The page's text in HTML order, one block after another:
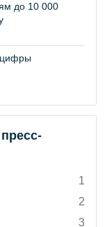
до 10 000
1
2
3